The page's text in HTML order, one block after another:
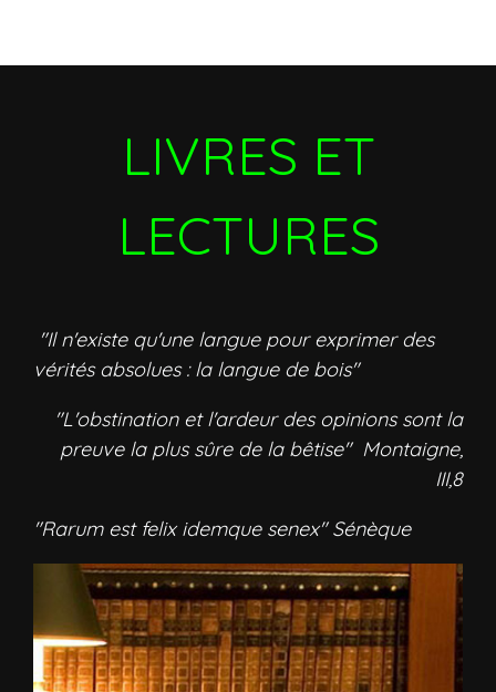
LIVRES ET
LECTURES
"Il n'existe qu'une langue pour exprimer des
vérités absolues : la langue de bois"
"L'obstination et l'ardeur des opinions sont la
preuve la plus sûre de la bêtise" Montaigne,
III,8
"Rarum est felix idemque senex" Sénèque